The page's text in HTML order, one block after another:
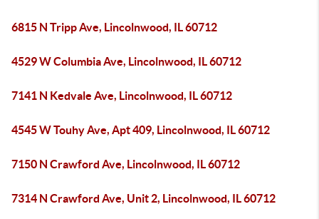
6815 N Tripp Ave, Lincolnwood, IL 60712
4529 W Columbia Ave, Lincolnwood, IL 60712
7141 N Kedvale Ave, Lincolnwood, IL 60712
4545 W Touhy Ave, Apt 409, Lincolnwood, IL 60712
7150 N Crawford Ave, Lincolnwood, IL 60712
7314 N Crawford Ave, Unit 2, Lincolnwood, IL 60712